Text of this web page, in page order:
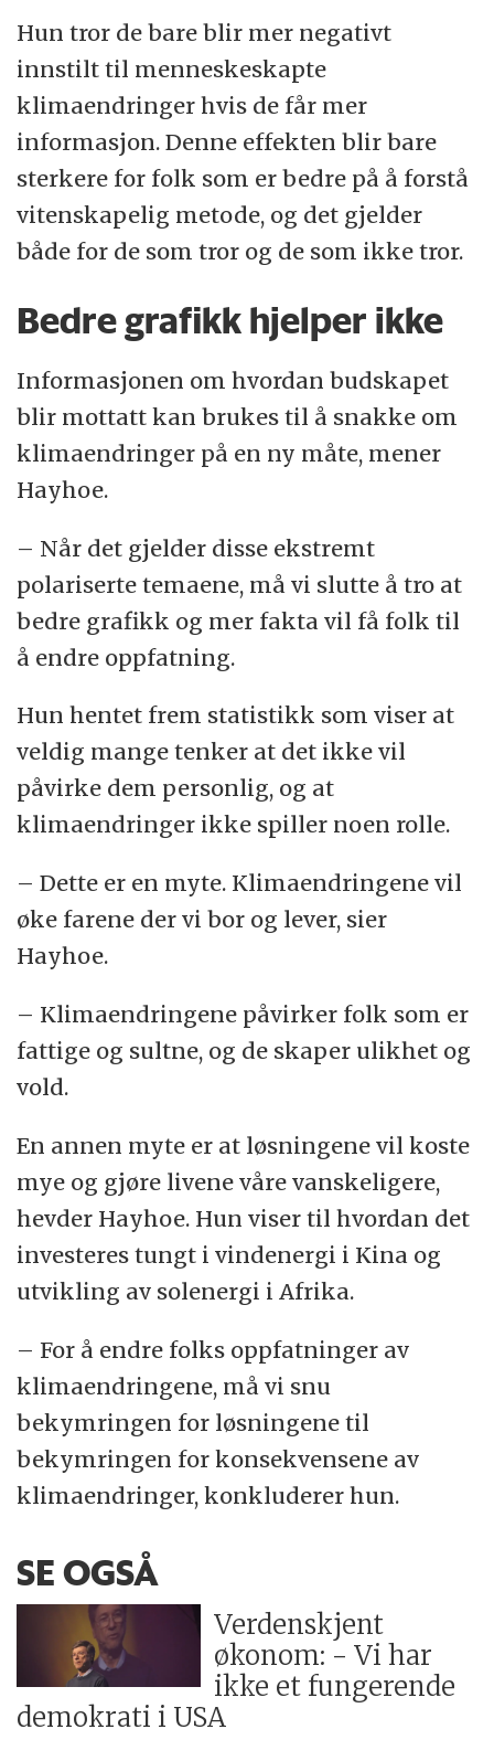
Hun tror de bare blir mer negativt
innstilt til menneskeskapte
klimaendringer hvis de får mer
informasjon. Denne effekten blir bare
sterkere for folk som er bedre på å forstå
vitenskapelig metode, og det gjelder
både for de som tror og de som ikke tror.
Bedre grafikk hjelper ikke
Informasjonen om hvordan budskapet
blir mottatt kan brukes til å snakke om
klimaendringer på en ny måte, mener
Hayhoe.
– Når det gjelder disse ekstremt
polariserte temaene, må vi slutte å tro at
bedre grafikk og mer fakta vil få folk til
å endre oppfatning.
Hun hentet frem statistikk som viser at
veldig mange tenker at det ikke vil
påvirke dem personlig, og at
klimaendringer ikke spiller noen rolle.
– Dette er en myte. Klimaendringene vil
øke farene der vi bor og lever, sier
Hayhoe.
– Klimaendringene påvirker folk som er
fattige og sultne, og de skaper ulikhet og
vold.
En annen myte er at løsningene vil koste
mye og gjøre livene våre vanskeligere,
hevder Hayhoe. Hun viser til hvordan det
investeres tungt i vindenergi i Kina og
utvikling av solenergi i Afrika.
– For å endre folks oppfatninger av
klimaendringene, må vi snu
bekymringen for løsningene til
bekymringen for konsekvensene av
klimaendringer, konkluderer hun.
SE OGSÅ
Verdenskjent
økonom: - Vi har
ikke et fungerende
demokrati i USA